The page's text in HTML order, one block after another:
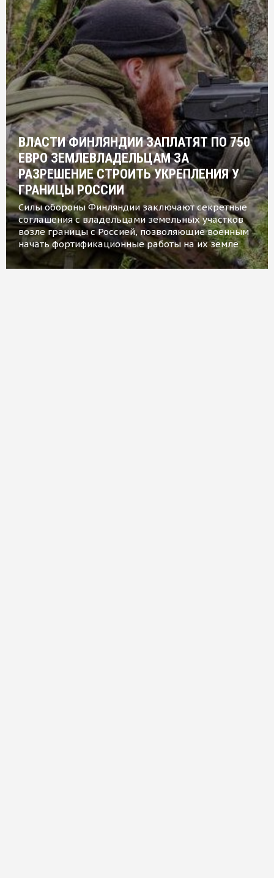
ВЛАСТИ ФИНЛЯНДИИ ЗАПЛАТЯТ ПО 750
ЕВРО ЗЕМЛЕВЛАДЕЛЬЦАМ ЗА
РАЗРЕШЕНИЕ СТРОИТЬ УКРЕПЛЕНИЯ У
ГРАНИЦЫ РОССИИ
Силы обороны Финляндии заключают секретные
соглашения с владельцами земельных участков
возле границы с Россией, позволяющие военным
начать фортификационные работы на их земле